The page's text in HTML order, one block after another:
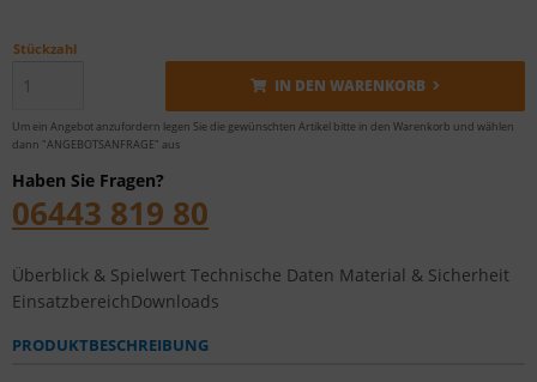
Stückzahl
IN DEN WARENKORB
Um ein Angebot anzufordern legen Sie die gewünschten Artikel bitte in den Warenkorb und wählen
dann "ANGEBOTSANFRAGE" aus
Haben Sie Fragen?
06443 819 80
Überblick & Spielwert Technische Daten Material & Sicherheit
EinsatzbereichDownloads
PRODUKTBESCHREIBUNG